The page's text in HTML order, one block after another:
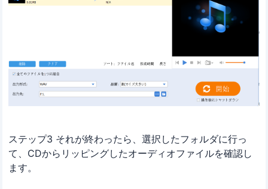
ステップ3 それが終わったら、選択したフォルダに行っ
て、CDからリッピングしたオーディオファイルを確認し
ます。